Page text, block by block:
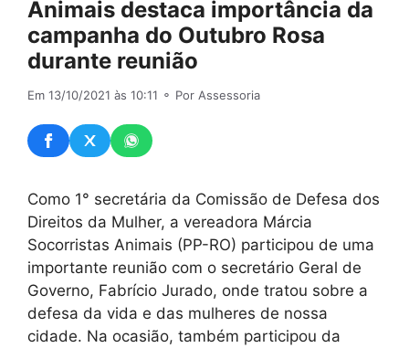
Animais destaca importância da
campanha do Outubro Rosa
durante reunião
Em 13/10/2021 às 10:11 ⚬ Por Assessoria
Como 1° secretária da Comissão de Defesa dos
Direitos da Mulher, a vereadora Márcia
Socorristas Animais (PP-RO) participou de uma
importante reunião com o secretário Geral de
Governo, Fabrício Jurado, onde tratou sobre a
defesa da vida e das mulheres de nossa
cidade. Na ocasião, também participou da